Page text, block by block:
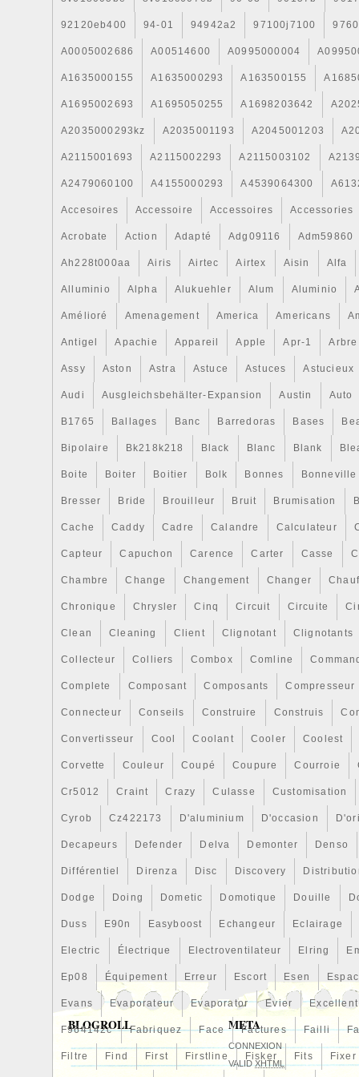
92120eb400 94-01 94942a2 97100j7100
A0005002686 A00514600 A0995000004
A1635000155 A1635000293 A163500155
A1695002693 A1695050255 A1698203642
A2035000293kz A2035001193 A2045001203
A2115001693 A2115002293 A2115003102
A2479060100 A4155000293 A4539064300
Accesoires Accessoire Accessoires Accessories
Acrobate Action Adapté Adg09116 Adm59860
Ah228t000aa Airis Airtec Airtex Aisin Alfa
Alluminio Alpha Alukuehler Alum Aluminio
Amélioré Amenagement America Americans
Antigel Apachie Appareil Apple Apr-1 Arbre
Assy Aston Astra Astuce Astuces Astucieux
Audi Ausgleichsbehälter-Expansion Austin Auto
B1765 Ballages Banc Barredoras Bases
Bipolaire Bk218k218 Black Blanc Blank
Boite Boiter Boitier Bolk Bonnes Bonneville
Bresser Bride Brouilleur Bruit Brumisation
Cache Caddy Cadre Calandre Calculateur
Capteur Capuchon Carence Carter Casse
Chambre Change Changement Changer
Chronique Chrysler Cinq Circuit Circuite
Clean Cleaning Client Clignotant Clignotants
Collecteur Colliers Combox Comline
Complete Composant Composants Compresseur
Connecteur Conseils Construire Construis
Convertisseur Cool Coolant Cooler Coolest
Corvette Couleur Coupé Coupure Courroie
Cr5012 Craint Crazy Culasse Customisation
Cyrob Cz422173 D'aluminium D'occasion
Decapeurs Defender Delva Demonter Denso
Différentiel Direnza Disc Discovery
Dodge Doing Dometic Domotique Douille
Duss E90n Easyboost Echangeur Eclairage
Electric Électrique Electroventilateur Elring
Ep08 Équipement Erreur Escort Esen
Evans Evaporateur Evaporator Evier Excellent
F964142c Fabriquez Face Factures Failli
Filtre Find First Firstline Fisker Fits Fixer
21 octobre 2016. Il est dans la catégorie
accessoires\Auto\ pièces
détachées\Refroidissement\Radiateurs
« carrossauto » et est localisé à/en
être livré en France.
BLOGROLL META
CONNEXION
VALIDXHTML